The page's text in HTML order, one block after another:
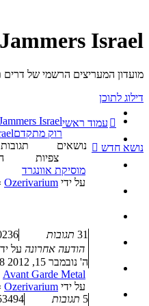
Israel
מועדון המעריצים הרשמי של
דילוג לתוכן
עמוד ראשיIsrael
רוק מתקדם
נושא חדש נושאים
תגובות
צפיות
מוסיקת אוונגרד
על ידי Ozerivarium
31 תגובות
הודעה אחרונה על
ה' נובמבר 15, 2012 11:38 pm
Avant Garde Metal
על ידי Ozerivarium
5 תגובות